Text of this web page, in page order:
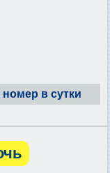
в сутки